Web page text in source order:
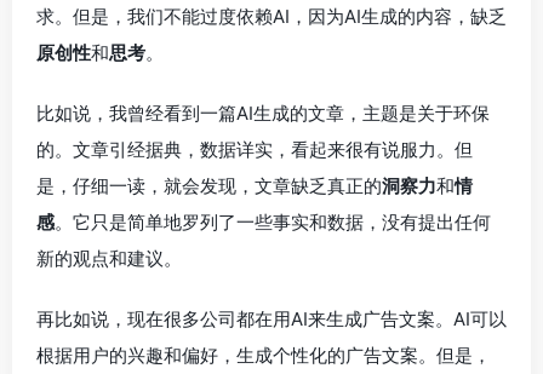
求。但是，我们不能过度依赖AI，因为AI生成的内容，缺乏
原创性和思考。
比如说，我曾经看到一篇AI生成的文章，主题是关于环保
的。文章引经据典，数据详实，看起来很有说服力。但
是，仔细一读，就会发现，文章缺乏真正的洞察力和情
感。它只是简单地罗列了一些事实和数据，没有提出任何
新的观点和建议。
再比如说，现在很多公司都在用AI来生成广告文案。AI可以
根据用户的兴趣和偏好，生成个性化的广告文案。但是，